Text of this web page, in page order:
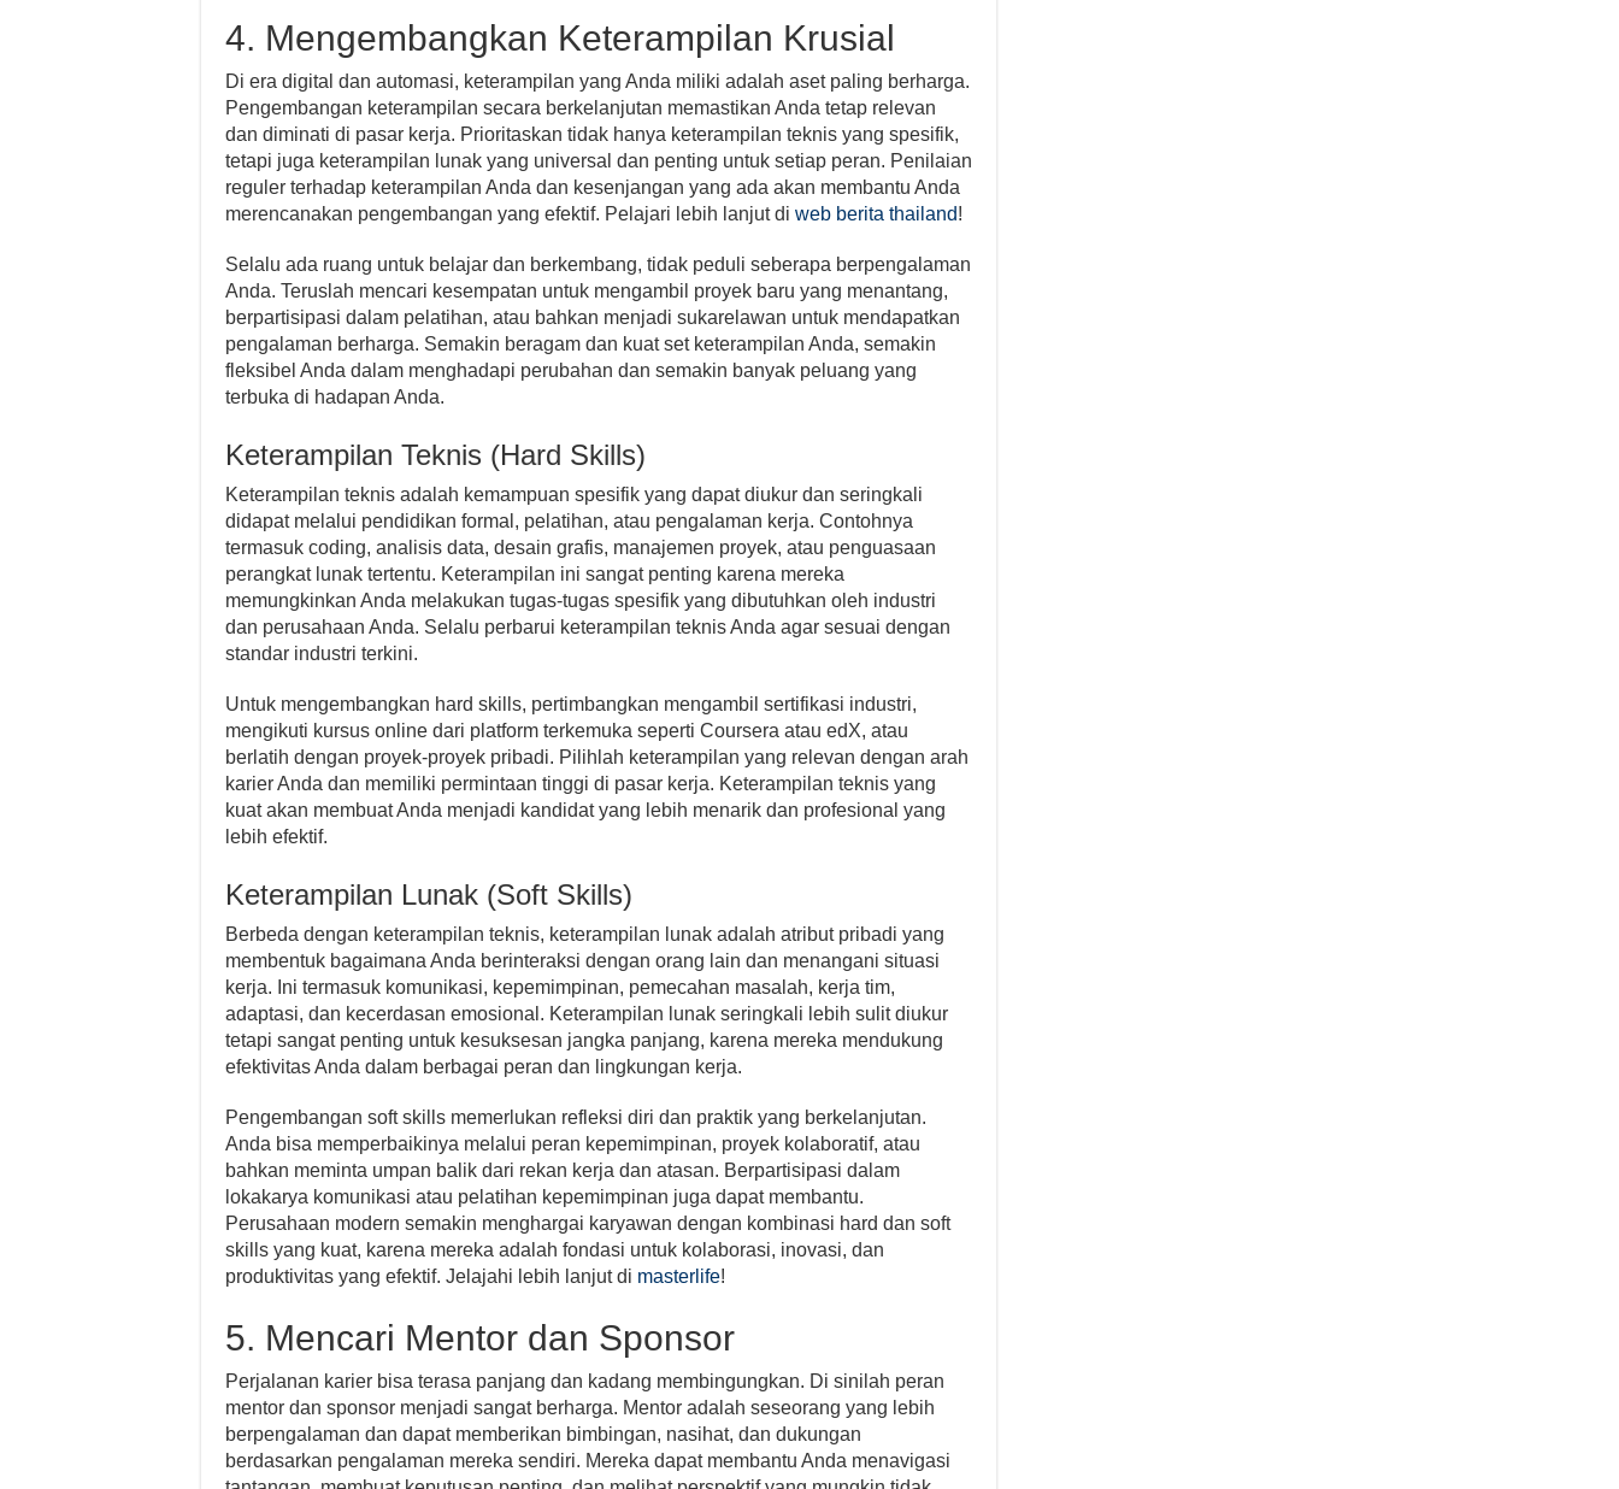
4. Mengembangkan Keterampilan Krusial
Di era digital dan automasi, keterampilan yang Anda miliki adalah aset paling berharga.
Pengembangan keterampilan secara berkelanjutan memastikan Anda tetap relevan
dan diminati di pasar kerja. Prioritaskan tidak hanya keterampilan teknis yang spesifik,
tetapi juga keterampilan lunak yang universal dan penting untuk setiap peran. Penilaian
reguler terhadap keterampilan Anda dan kesenjangan yang ada akan membantu Anda
merencanakan pengembangan yang efektif. Pelajari lebih lanjut di web berita thailand!
Selalu ada ruang untuk belajar dan berkembang, tidak peduli seberapa berpengalaman
Anda. Teruslah mencari kesempatan untuk mengambil proyek baru yang menantang,
berpartisipasi dalam pelatihan, atau bahkan menjadi sukarelawan untuk mendapatkan
pengalaman berharga. Semakin beragam dan kuat set keterampilan Anda, semakin
fleksibel Anda dalam menghadapi perubahan dan semakin banyak peluang yang
terbuka di hadapan Anda.
Keterampilan Teknis (Hard Skills)
Keterampilan teknis adalah kemampuan spesifik yang dapat diukur dan seringkali
didapat melalui pendidikan formal, pelatihan, atau pengalaman kerja. Contohnya
termasuk coding, analisis data, desain grafis, manajemen proyek, atau penguasaan
perangkat lunak tertentu. Keterampilan ini sangat penting karena mereka
memungkinkan Anda melakukan tugas-tugas spesifik yang dibutuhkan oleh industri
dan perusahaan Anda. Selalu perbarui keterampilan teknis Anda agar sesuai dengan
standar industri terkini.
Untuk mengembangkan hard skills, pertimbangkan mengambil sertifikasi industri,
mengikuti kursus online dari platform terkemuka seperti Coursera atau edX, atau
berlatih dengan proyek-proyek pribadi. Pilihlah keterampilan yang relevan dengan arah
karier Anda dan memiliki permintaan tinggi di pasar kerja. Keterampilan teknis yang
kuat akan membuat Anda menjadi kandidat yang lebih menarik dan profesional yang
lebih efektif.
Keterampilan Lunak (Soft Skills)
Berbeda dengan keterampilan teknis, keterampilan lunak adalah atribut pribadi yang
membentuk bagaimana Anda berinteraksi dengan orang lain dan menangani situasi
kerja. Ini termasuk komunikasi, kepemimpinan, pemecahan masalah, kerja tim,
adaptasi, dan kecerdasan emosional. Keterampilan lunak seringkali lebih sulit diukur
tetapi sangat penting untuk kesuksesan jangka panjang, karena mereka mendukung
efektivitas Anda dalam berbagai peran dan lingkungan kerja.
Pengembangan soft skills memerlukan refleksi diri dan praktik yang berkelanjutan.
Anda bisa memperbaikinya melalui peran kepemimpinan, proyek kolaboratif, atau
bahkan meminta umpan balik dari rekan kerja dan atasan. Berpartisipasi dalam
lokakarya komunikasi atau pelatihan kepemimpinan juga dapat membantu.
Perusahaan modern semakin menghargai karyawan dengan kombinasi hard dan soft
skills yang kuat, karena mereka adalah fondasi untuk kolaborasi, inovasi, dan
produktivitas yang efektif. Jelajahi lebih lanjut di masterlife!
5. Mencari Mentor dan Sponsor
Perjalanan karier bisa terasa panjang dan kadang membingungkan. Di sinilah peran
mentor dan sponsor menjadi sangat berharga. Mentor adalah seseorang yang lebih
berpengalaman dan dapat memberikan bimbingan, nasihat, dan dukungan
berdasarkan pengalaman mereka sendiri. Mereka dapat membantu Anda menavigasi